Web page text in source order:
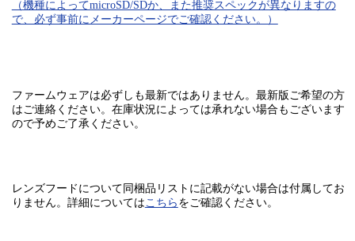
（機種によってmicroSD/SDか、また推奨スペックが異なりますの
で、必ず事前にメーカーページでご確認ください。）
ファームウェアは必ずしも最新ではありません。最新版ご希望の方
はご連絡ください。在庫状況によっては承れない場合もございます
ので予めご了承ください。
レンズフードについて同梱品リストに記載がない場合は付属してお
りません。 詳細についてはこちら をご確認ください。